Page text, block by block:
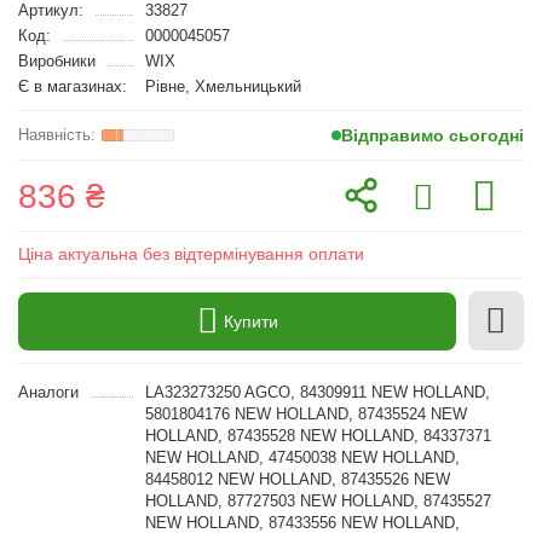
Артикул:
33827
Код:
0000045057
Виробники
WIX
Є в магазинах:
Рівне, Хмельницький
Відправимо сьогодні
836 ₴
Ціна актуальна без відтермінування оплати
Купити
Аналоги
LA323273250 AGCO, 84309911 NEW HOLLAND,
5801804176 NEW HOLLAND, 87435524 NEW
HOLLAND, 87435528 NEW HOLLAND, 84337371
NEW HOLLAND, 47450038 NEW HOLLAND,
84458012 NEW HOLLAND, 87435526 NEW
HOLLAND, 87727503 NEW HOLLAND, 87435527
NEW HOLLAND, 87433556 NEW HOLLAND,